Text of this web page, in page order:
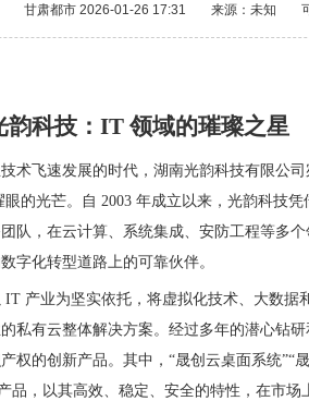
甘肃都市 2026-01-26 17:31 来源：未知
韵科技：IT 领域的璀璨之星
术飞速发展的时代，湖南光韵科技有限公
的光芒。自 2003 年成立以来，光韵科技
队，在云计算、系统集成、安防工程等多
字化转型道路上的可靠伙伴。
IT 产业为坚实依托，将虚拟化技术、大数据
私有云整体解决方案。经过多年的潜心钻
权的创新产品。其中，“晟创云桌面系统”“
品，以其高效、稳定、安全的特性，在市